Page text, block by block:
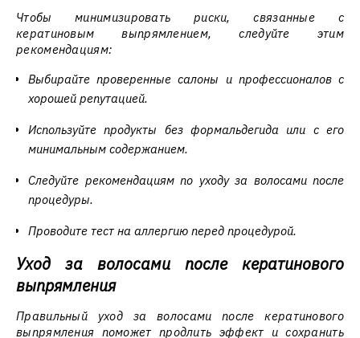
Чтобы минимизировать риски, связанные с
кератиновым выпрямлением, следуйте этим
рекомендациям:
Выбирайте проверенные салоны и профессионалов с
хорошей репутацией.
Используйте продукты без формальдегида или с его
минимальным содержанием.
Следуйте рекомендациям по уходу за волосами после
процедуры.
Проводите тест на аллергию перед процедурой.
Уход за волосами после кератинового
выпрямления
Правильный уход за волосами после кератинового
выпрямления поможет продлить эффект и сохранить